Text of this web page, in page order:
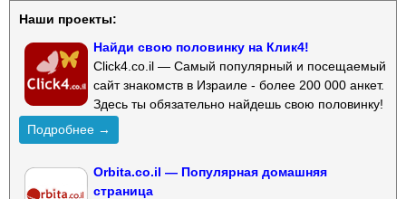
Наши проекты:
Найди свою половинку на Клик4!
Click4.co.il — Самый популярный и посещаемый
сайт знакомств в Израиле - более 200 000 анкет.
Здесь ты обязательно найдешь свою половинку!
Подробнее →
Orbita.co.il — Популярная домашняя
страница